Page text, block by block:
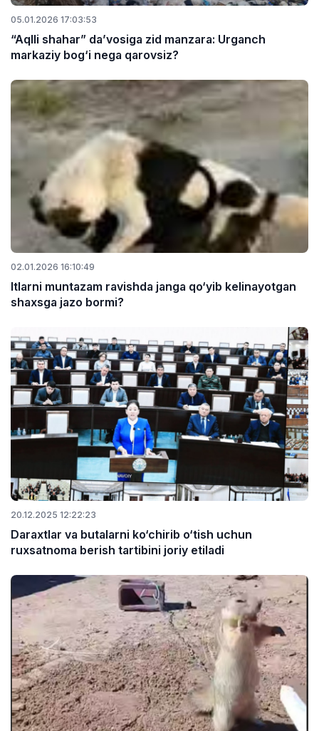
05.01.2026 17:03:53
“Aqlli shahar” da’vosiga zid manzara: Urganch
markaziy bog‘i nega qarovsiz?
02.01.2026 16:10:49
Itlarni muntazam ravishda janga qo‘yib kelinayotgan
shaxsga jazo bormi?
20.12.2025 12:22:23
Daraxtlar va butalarni ko‘chirib o‘tish uchun
ruxsatnoma berish tartibini joriy etiladi